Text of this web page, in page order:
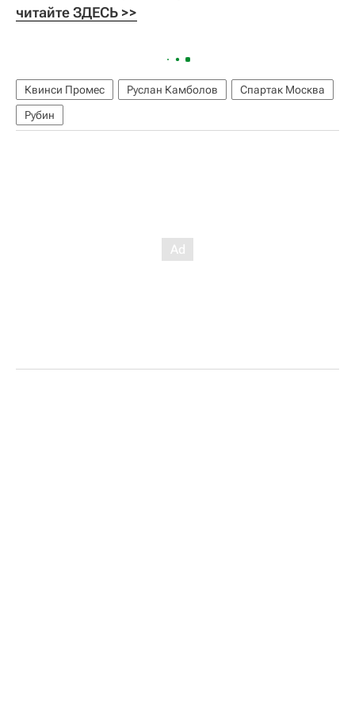
читайте ЗДЕСЬ >>
Квинси Промес Руслан Камболов
Спартак Москва
Рубин